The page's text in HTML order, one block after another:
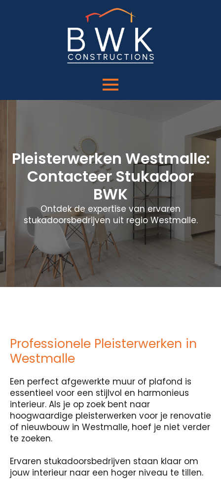
Pleisterwerken Westmalle:
Contacteer Stukadoor
BWK
Ontdek de expertise van ervaren
stukadoorsbedrijven uit regio Westmalle.
Professionele Pleisterwerken in
Westmalle
Een perfect afgewerkte muur of plafond is
essentieel voor een stijlvol en harmonieus
interieur. Als je op zoek bent naar
hoogwaardige pleisterwerken voor je renovatie
of nieuwbouw in Westmalle, hoef je niet verder
te zoeken.
Ervaren stukadoorsbedrijven staan klaar om
jouw interieur naar een hoger niveau te tillen.